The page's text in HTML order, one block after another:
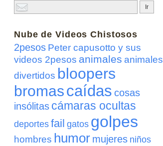
Nube deVideos Chistosos
2pesos Peter capusotto y sus
videos 2pesos animales animales
divertidos bloopers
bromascaídas cosas
insólitas cámaras ocultas
deportes fail gatos golpes
hombres humor mujeres niños